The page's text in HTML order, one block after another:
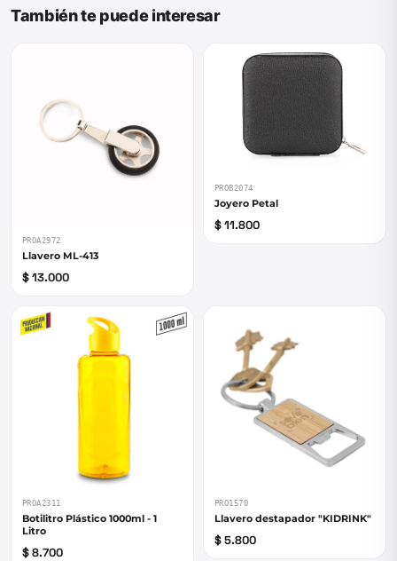
También te puede interesar
PROA2972
Llavero ML-413
$ 13.000
PROB2074
Joyero Petal
$ 11.800
PROA2311
Botilitro Plástico 1000ml - 1
Litro
$ 8.700
PRO1570
Llavero destapador "KIDRINK"
$ 5.800